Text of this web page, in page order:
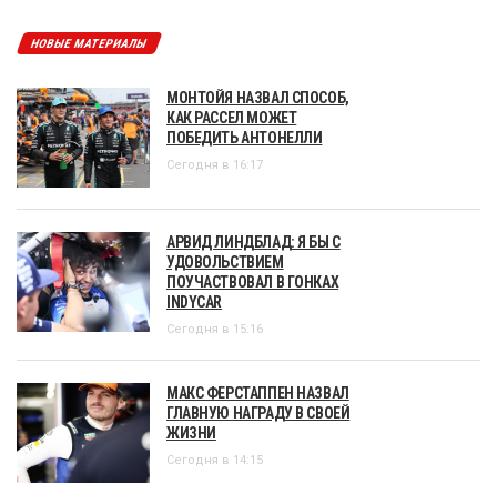
НОВЫЕ МАТЕРИАЛЫ
МОНТОЙЯ НАЗВАЛ СПОСОБ,
КАК РАССЕЛ МОЖЕТ
ПОБЕДИТЬ АНТОНЕЛЛИ
Сегодня в 16:17
АРВИД ЛИНДБЛАД: Я БЫ С
УДОВОЛЬСТВИЕМ
ПОУЧАСТВОВАЛ В ГОНКАХ
INDYCAR
Сегодня в 15:16
МАКС ФЕРСТАППЕН НАЗВАЛ
ГЛАВНУЮ НАГРАДУ В СВОЕЙ
ЖИЗНИ
Сегодня в 14:15